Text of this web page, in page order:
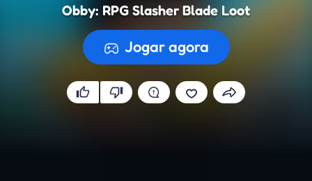
Obby: RPG Slasher Blade Loot
Jogar agora
Obby: RPG Slasher Blade Loot
CONTINUAR